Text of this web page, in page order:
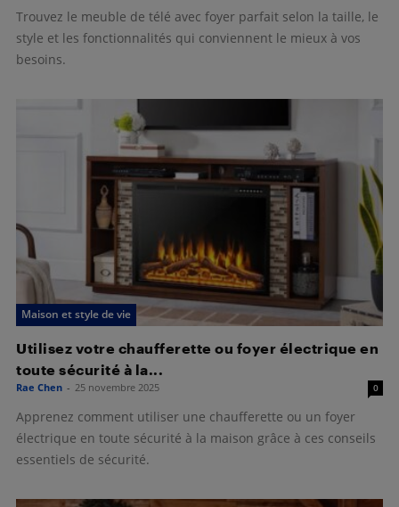
Trouvez le meuble de télé avec foyer parfait selon la taille, le
style et les fonctionnalités qui conviennent le mieux à vos
besoins.
Maison et style de vie
Utilisez votre chaufferette ou foyer électrique en
toute sécurité à la...
Rae Chen - 25 novembre 2025 0
Apprenez comment utiliser une chaufferette ou un foyer
électrique en toute sécurité à la maison grâce à ces conseils
essentiels de sécurité.